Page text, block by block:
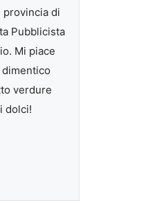
provincia di
Pubblicista
Mi piace
verdure
dolci!